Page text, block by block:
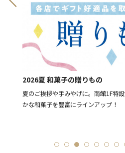
2026夏 和菓子の贈りもの
夏のご挨拶や手みやげに。南館1F特
かな和菓子を豊富にラインアップ！